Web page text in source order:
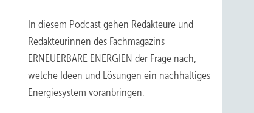
In diesem Podcast gehen Redakteure und
Redakteurinnen des Fachmagazins
ERNEUERBARE ENERGIEN der Frage nach,
welche Ideen und Lösungen ein nachhaltiges
Energiesystem voranbringen.